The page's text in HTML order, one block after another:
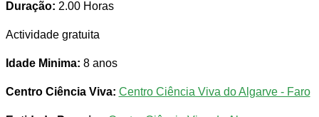
Duração: 2.00 Horas
Actividade gratuita
Idade Minima: 8 anos
Centro Ciência Viva: Centro Ciência Viva do Algarve - Faro